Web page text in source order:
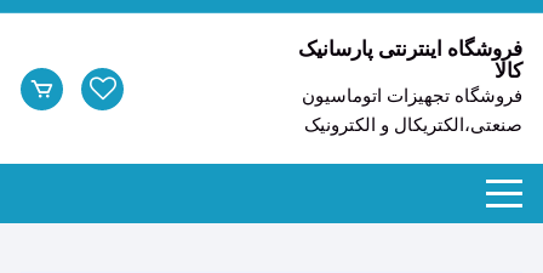
رد
شدن
محتوا
فروشگاه اینترنتی پارسانیک
کالا
فروشگاه تجهیزات اتوماسیون
صنعتی،الکتریکال و الکترونیک